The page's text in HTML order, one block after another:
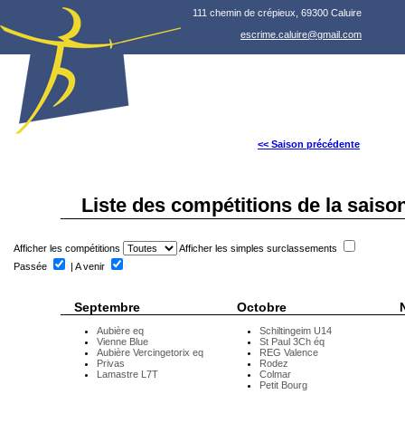
111 chemin de crépieux, 69300 Caluire
escrime.caluire@gmail.com
<< Saison précédente
Liste des compétitions de la
Afficher les compétitions
Afficher les simples surclassements
Passée
| A venir
Septembre
Aubière eq
Vienne Blue
Aubière Vercingetorix eq
Privas
Lamastre L7T
Octobre
Schiltingeim U14
St Paul 3Ch éq
REG Valence
Rodez
Colmar
Petit Bourg